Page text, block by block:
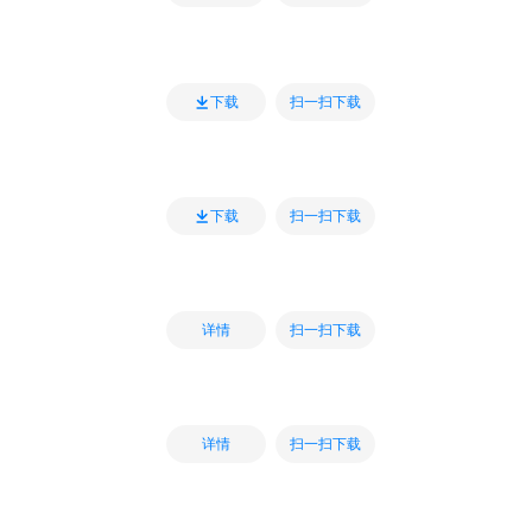
下载 扫一扫下载
下载 扫一扫下载
详情 扫一扫下载
详情 扫一扫下载